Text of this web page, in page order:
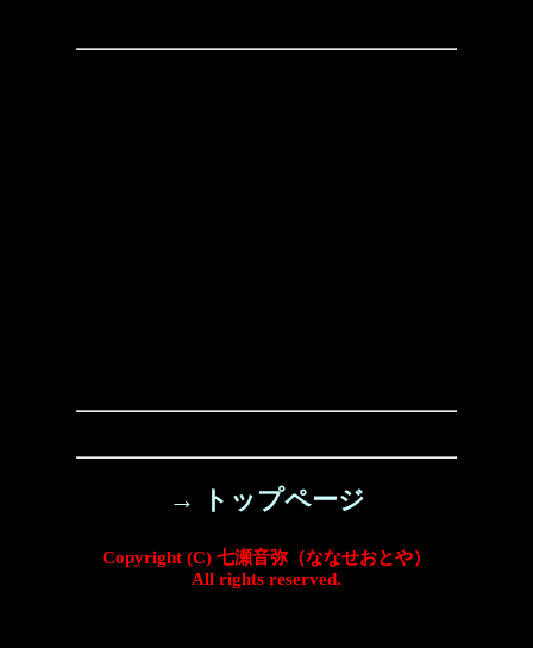
→ トップページ
Copyright (C) 七瀬音弥（ななせおとや）
All rights reserved.